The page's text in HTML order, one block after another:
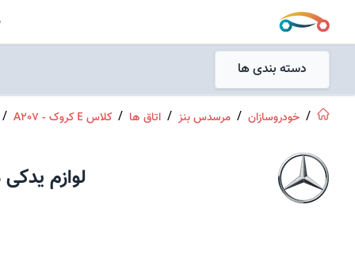
دسته بندی ها
/ خودروسازان / مرسدس بنز / اتاق ها / کلاس E کروک - A207 /
لوازم یدکی